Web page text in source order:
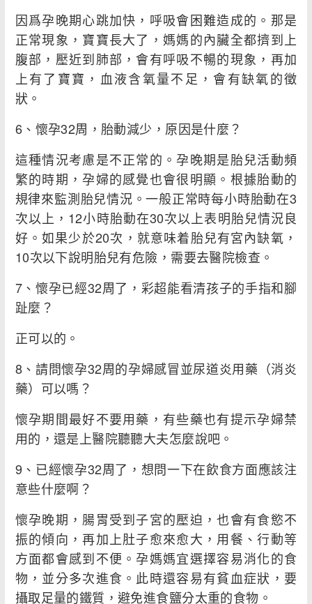
因爲孕晚期心跳加快，呼吸會困難造成的。那是
正常現象，寶寶長大了，媽媽的內臟全都擠到上
腹部，壓近到肺部，會有呼吸不暢的現象，再加
上有了寶寶，血液含氧量不足，會有缺氧的徵
狀。
6、懷孕32周，胎動減少，原因是什麼？
這種情況考慮是不正常的。孕晚期是胎兒活動頻
繁的時期，孕婦的感覺也會很明顯。根據胎動的
規律來監測胎兒情況。一般正常時每小時胎動在3
次以上，12小時胎動在30次以上表明胎兒情況良
好。如果少於20次，就意味着胎兒有宮內缺氧，
10次以下說明胎兒有危險，需要去醫院檢查。
7、懷孕已經32周了，彩超能看清孩子的手指和腳
趾麼？
正可以的。
8、請問懷孕32周的孕婦感冒並尿道炎用藥（消炎
藥）可以嗎？
懷孕期間最好不要用藥，有些藥也有提示孕婦禁
用的，還是上醫院聽聽大夫怎麼說吧。
9、已經懷孕32周了，想問一下在飲食方面應該注
意些什麼啊？
懷孕晚期，腸胃受到子宮的壓迫，也會有食慾不
振的傾向，再加上肚子愈來愈大，用餐、行動等
方面都會感到不便。孕媽媽宜選擇容易消化的食
物，並分多次進食。此時還容易有貧血症狀，要
攝取足量的鐵質，避免進食鹽分太重的食物。